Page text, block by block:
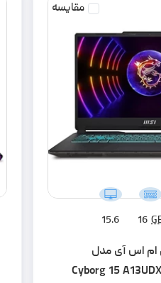
مقایسه
16
15.6
اینچی ام اس آی مدل
Cyborg 15